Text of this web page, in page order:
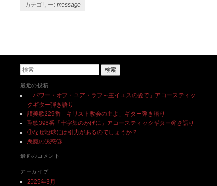
カテゴリー:message
検索
最近の投稿
「パワー・オブ・ユア・ラブ～主イエスの愛で」アコースティッ
クギター弾き語り
讃美歌229番「キリスト教会の主よ」ギター弾き語り
聖歌396番「十字架のかげに」アコースティックギター弾き語り
①なぜ地球には引力があるのでしょうか？
悪魔の誘惑③
最近のコメント
アーカイブ
2025年3月